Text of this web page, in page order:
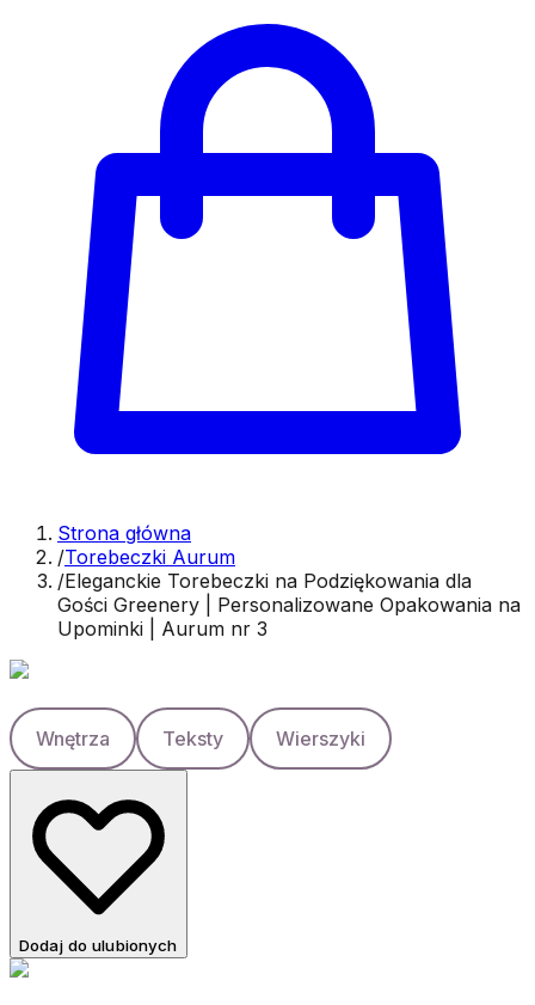
Strona główna
/Torebeczki Aurum
/Eleganckie Torebeczki na Podziękowania dla
Gości Greenery | Personalizowane Opakowania na
Upominki | Aurum nr 3
Wnętrza Teksty Wierszyki
Dodaj do ulubionych